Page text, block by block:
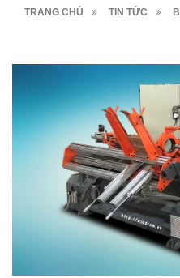
TRANG CHỦ TIN TỨC